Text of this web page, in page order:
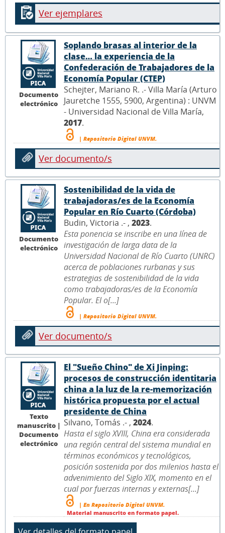
Ver ejemplares
Documento
electrónico
Soplando brasas al interior de la
clase… la experiencia de la
Confederación de Trabajadores de la
Economía Popular (CTEP)
Schejter, Mariano R. .- Villa María (Arturo
Jauretche 1555, 5900, Argentina) : UNVM
- Universidad Nacional de Villa María,
2017.
| Repositorio Digital UNVM.
Ver documento/s
Documento
electrónico
Sostenibilidad de la vida de
trabajadoras/es de la Economía
Popular en Río Cuarto (Córdoba)
Budin, Victoria .- , 2023.
Esta ponencia se inscribe en una línea de
investigación de larga data de la
Universidad Nacional de Río Cuarto (UNRC)
acerca de poblaciones rurbanas y sus
estrategias de sostenibilidad de la vida
como trabajadoras/es de la Economía
Popular. El o[...]
| Repositorio Digital UNVM.
Ver documento/s
Texto
manuscrito |
Documento
electrónico
El "Sueño Chino" de Xi Jinping:
procesos de construcción identitaria
china a la luz de la re-memorización
histórica propuesta por el actual
presidente de China
Silvano, Tomás .- , 2024.
Hasta el siglo XVIII, China era considerada
una región central del sistema mundial en
términos económicos y tecnológicos,
posición sostenida por dos milenios hasta el
advenimiento del Siglo XIX, momento en el
cual por fuerzas internas y externas[...]
| En Repositorio Digital UNVM.
Material manuscrito en formato papel.